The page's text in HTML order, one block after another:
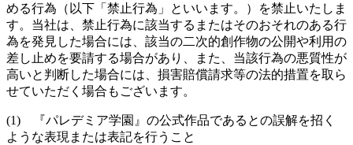
める行為（以下「禁止行為」といいます。）を禁止いたしま
す。当社は、禁止行為に該当するまたはそのおそれのある行
為を発見した場合には、該当の二次的創作物の公開や利用の
差し止めを要請する場合があり、また、当該行為の悪質性が
高いと判断した場合には、損害賠償請求等の法的措置を取ら
せていただく場合もございます。
(1) 『パレデミア学園』の公式作品であるとの誤解を招く
ような表現または表記を行うこと